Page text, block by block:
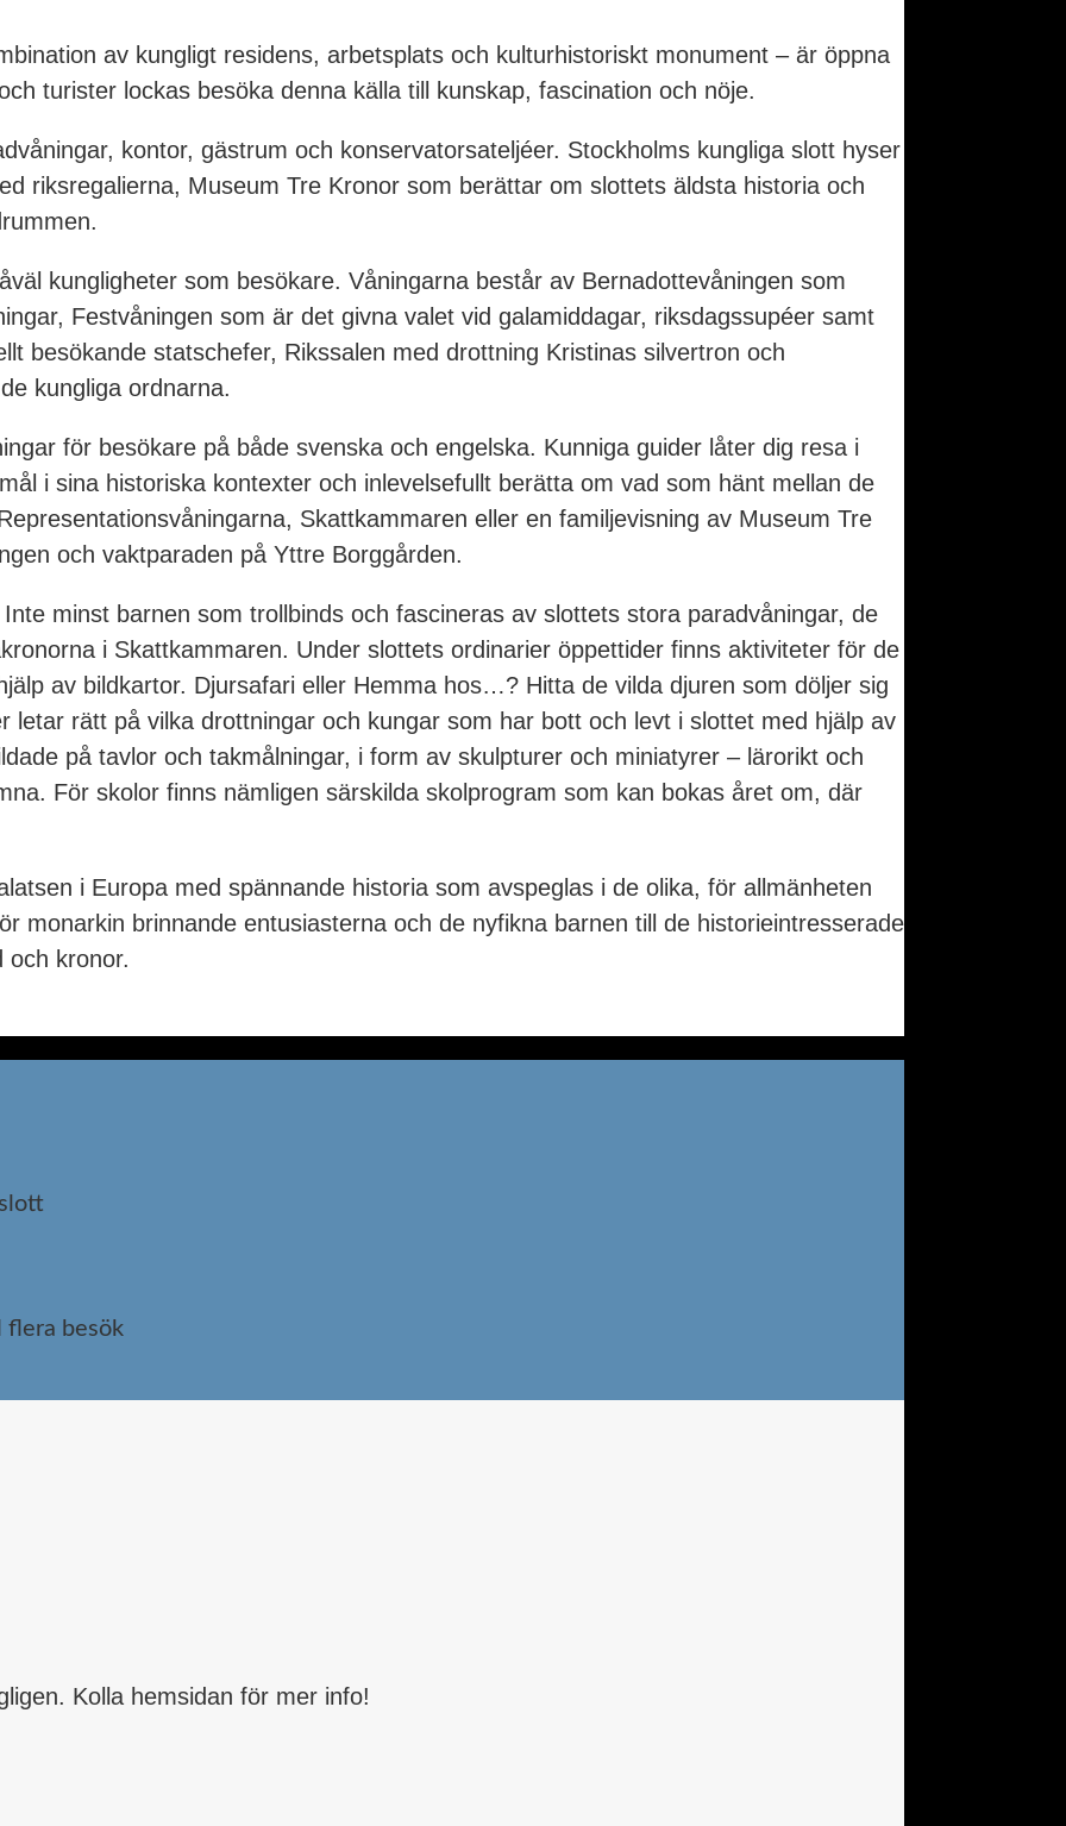
av kungligt residens, arbetsplats och kulturhistoriskt monument – är öppna
turister lockas besöka denna källa till kunskap, fascination och nöje.
kontor, gästrum och konservatorsateljéer. Stockholms kungliga slott hyser
riksregalierna, Museum Tre Kronor som berättar om slottets äldsta historia och
kungligheter som besökare. Våningarna består av Bernadottevåningen som
Festvåningen som är det givna valet vid galamiddagar, riksdagssupéer samt
besökande statschefer, Rikssalen med drottning Kristinas silvertron och
kungliga ordnarna.
för besökare på både svenska och engelska. Kunniga guider låter dig resa i
i sina historiska kontexter och inlevelsefullt berätta om vad som hänt mellan de
Skattkammaren eller en familjevisning av Museum Tre
och vaktparaden på Yttre Borggården.
minst barnen som trollbinds och fascineras av slottets stora paradvåningar, de
i Skattkammaren. Under slottets ordinarier öppettider finns aktiviteter för de
av bildkartor. Djursafari eller Hemma hos…? Hitta de vilda djuren som döljer sig
letar rätt på vilka drottningar och kungar som har bott och levt i slottet med hjälp av
på tavlor och takmålningar, i form av skulpturer och miniatyrer – lärorikt och
För skolor finns nämligen särskilda skolprogram som kan bokas året om, där
i Europa med spännande historia som avspeglas i de olika, för allmänheten
monarkin brinnande entusiasterna och de nyfikna barnen till de historieintresserade
och kronor.
flera besök
Kolla hemsidan för mer info!